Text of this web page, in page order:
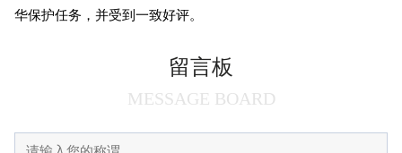
华保护任务，并受到一致好评。
留言板
MESSAGE BOARD